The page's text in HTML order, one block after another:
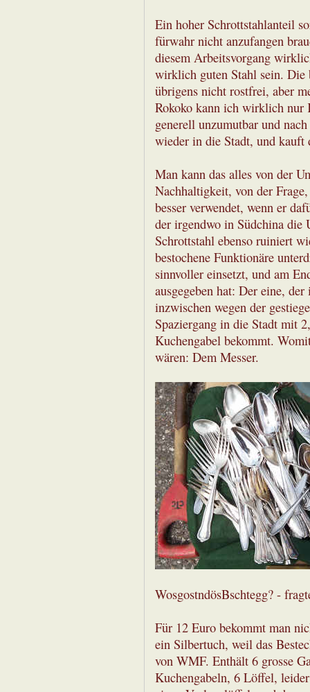
Ein hoher Schrottstahlanteil
fürwahr nicht anzufangen
diesem Arbeitsvorgang
wirklich guten Stahl sein. Die
übrigens nicht rostfrei, aber
Rokoko kann ich wirklich nur
generell unzumutbar und
wieder in die Stadt, und kauft
Man kann das alles von der
Nachhaltigkeit, von der
besser verwendet, wenn er
der irgendwo in Südchina die
Schrottstahl ebenso ruiniert
bestochene Funktionäre
sinnvoller einsetzt, und am
ausgegeben hat: Der eine,
inzwischen wegen der
Spaziergang in die Stadt mit
Kuchengabel bekommt.
wären: Dem Messer.
WosgostndösBschtegg? -
Für 12 Euro bekommt man
ein Silbertuch, weil das
von WMF. Enthält 6 grosse
Kuchengabeln, 6 Löffel,